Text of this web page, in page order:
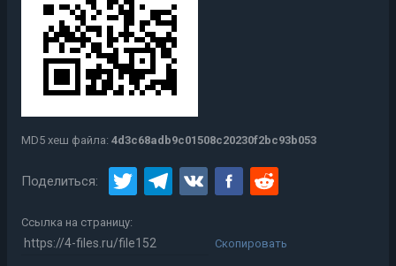
MD5 хеш файла: 4d3c68adb9c01508c20230f2bc93b053
Поделиться:
Ссылка на страницу:
Скопировать